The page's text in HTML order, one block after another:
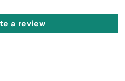
a review